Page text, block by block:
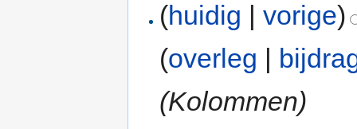
(huidig |vorige)
(overleg
(Kolommen)